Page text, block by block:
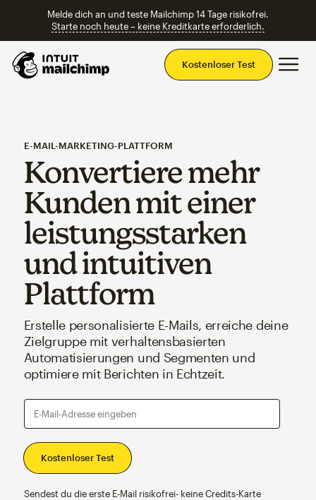
Melde dich an und teste Mailchimp 14 Tage risikofrei.
Starte noch heute – keine Kreditkarte erforderlich.
Kostenloser Test
E-MAIL-MARKETING-PLATTFORM
Konvertiere mehr
Kunden mit einer
leistungsstarken
und intuitiven
Plattform
Erstelle personalisierte E-Mails, erreiche deine
Zielgruppe mit verhaltensbasierten
Automatisierungen und Segmenten und
optimiere mit Berichten in Echtzeit.
E-Mail-Adresse eingeben
Sendest du die erste E-Mail risikofrei- keine Credits-Karte